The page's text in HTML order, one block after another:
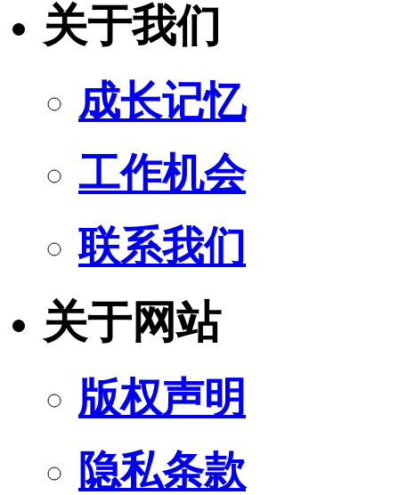
关于我们
成长记忆
工作机会
联系我们
关于网站
版权声明
隐私条款